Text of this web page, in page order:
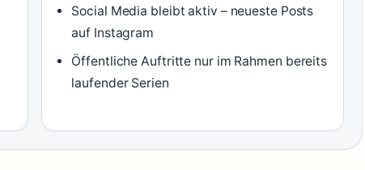
Social Media bleibt aktiv – neueste Posts
auf Instagram
Öffentliche Auftritte nur im Rahmen bereits
laufender Serien